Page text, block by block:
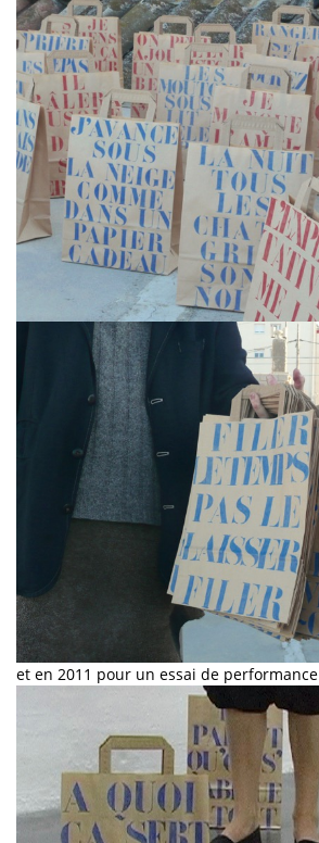
et en 2011 pour un essai de performance